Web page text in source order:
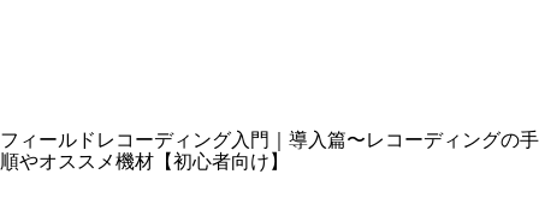
フィールドレコーディング入門｜導入篇〜レコーディングの手
順やオススメ機材【初心者向け】